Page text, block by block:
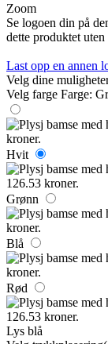
Zoom
Se logoen din på
dette produktet
Last opp en annen
Velg dine
Velg farge Farge:
Hvit
Grønn
Blå
Rød
Lys blå